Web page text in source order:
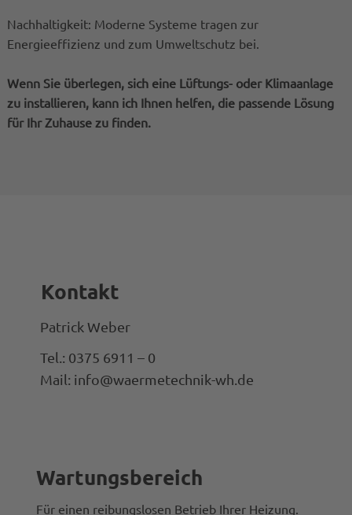
Nachhaltigkeit: Moderne Systeme tragen zur
Energieeffizienz und zum Umweltschutz bei.
Wenn Sie überlegen, sich eine Lüftungs- oder Klimaanlage
zu installieren, kann ich Ihnen helfen, die passende Lösung
für Ihr Zuhause zu finden.
Kontakt
Patrick Weber
Tel.: 0375 6911 – 0
Mail: info@waermetechnik-wh.de
Wartungsbereich
Für einen reibungslosen Betrieb Ihrer Heizung.